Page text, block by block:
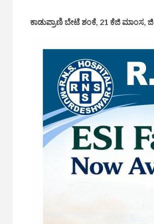
ಕಾಡುಪ್ರಾಣಿ ಬೇಟೆ ಶಂಕೆ, 21 ಕೆಜಿ ಮಾಂಸ,